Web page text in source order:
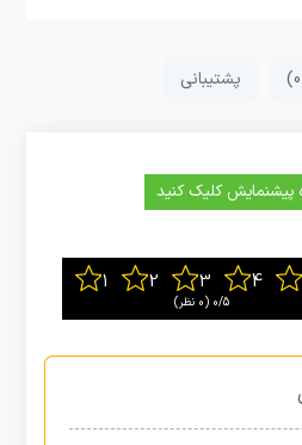
پشتیبانی
پیشنمایش کلیک کنید
0/5 ‫(0 نظر)